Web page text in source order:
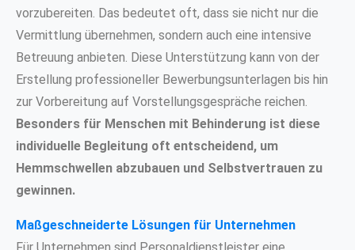
vorzubereiten. Das bedeutet oft, dass sie nicht nur die
Vermittlung übernehmen, sondern auch eine intensive
Betreuung anbieten. Diese Unterstützung kann von der
Erstellung professioneller Bewerbungsunterlagen bis hin
zur Vorbereitung auf Vorstellungsgespräche reichen.
Besonders für Menschen mit Behinderung ist diese
individuelle Begleitung oft entscheidend, um
Hemmschwellen abzubauen und Selbstvertrauen zu
gewinnen.
Maßgeschneiderte Lösungen für Unternehmen